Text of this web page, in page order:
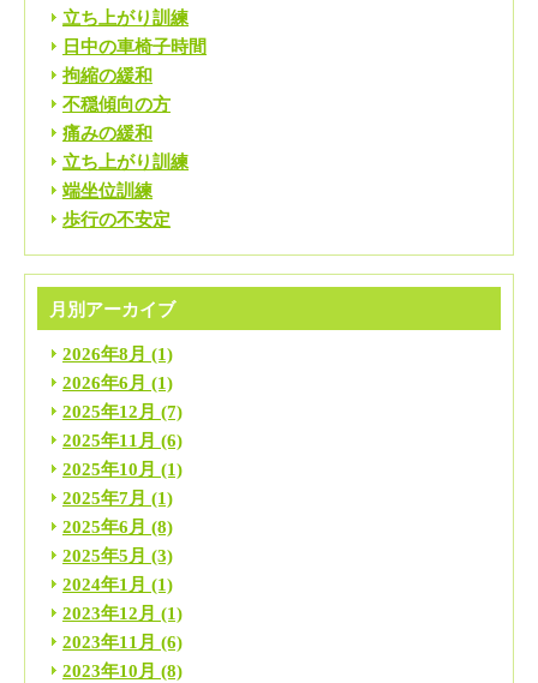
立ち上がり訓練
日中の車椅子時間
拘縮の緩和
不穏傾向の方
痛みの緩和
立ち上がり訓練
端坐位訓練
歩行の不安定
月別アーカイブ
2026年8月 (1)
2026年6月 (1)
2025年12月 (7)
2025年11月 (6)
2025年10月 (1)
2025年7月 (1)
2025年6月 (8)
2025年5月 (3)
2024年1月 (1)
2023年12月 (1)
2023年11月 (6)
2023年10月 (8)